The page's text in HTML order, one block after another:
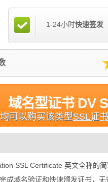
1-24小时快速签发
域名型证书 DV
可以购买该类型SSL证书
SSL Certificate 英文全称的
成域名验证和快速颁发证书，